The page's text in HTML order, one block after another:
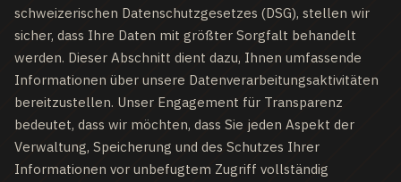
schweizerischen Datenschutzgesetzes (DSG), stellen wir
sicher, dass Ihre Daten mit größter Sorgfalt behandelt
werden. Dieser Abschnitt dient dazu, Ihnen umfassende
Informationen über unsere Datenverarbeitungsaktivitäten
bereitzustellen. Unser Engagement für Transparenz
bedeutet, dass wir möchten, dass Sie jeden Aspekt der
Verwaltung, Speicherung und des Schutzes Ihrer
Informationen vor unbefugtem Zugriff vollständig